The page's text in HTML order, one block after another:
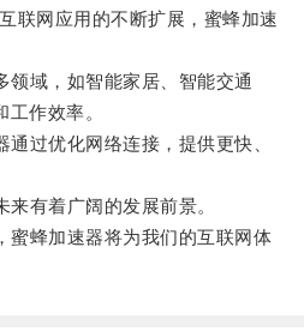
网应用的不断扩展，蜜蜂加速
域，如智能家居、智能交通
作效率。
过优化网络连接，提供更快、
有着广阔的发展前景。
蜂加速器将为我们的互联网体